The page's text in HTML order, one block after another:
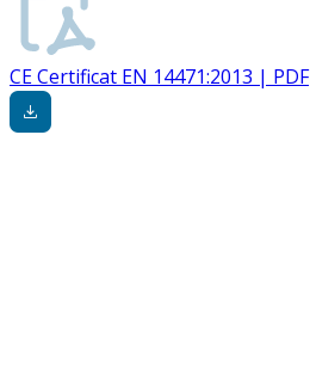
CE Certificat EN 14471:2013 | PDF